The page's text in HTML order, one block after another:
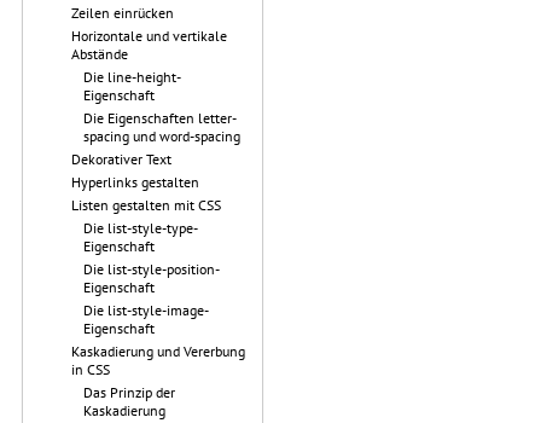
Zeilen einrücken
Horizontale und vertikale
Abstände
Die line-height-
Eigenschaft
Die Eigenschaften letter-
spacing und word-spacing
Dekorativer Text
Hyperlinks gestalten
Listen gestalten mit CSS
Die list-style-type-
Eigenschaft
Die list-style-position-
Eigenschaft
Die list-style-image-
Eigenschaft
Kaskadierung und Vererbung
in CSS
Das Prinzip der
Kaskadierung